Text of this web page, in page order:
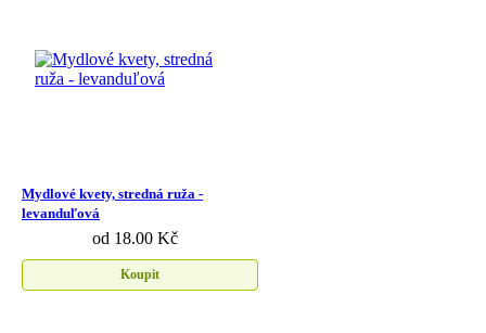
Mydlové kvety, stredná ruža -
levanduľová
od 18.00 Kč
Koupit